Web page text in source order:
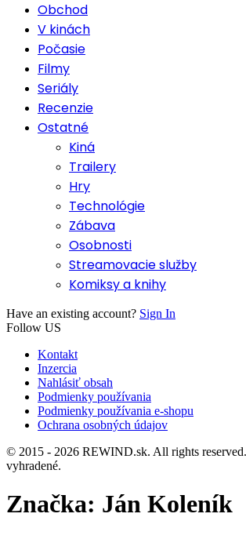
Obchod
V kinách
Počasie
Filmy
Seriály
Recenzie
Ostatné
Kiná
Trailery
Hry
Technológie
Zábava
Osobnosti
Streamovacie služby
Komiksy a knihy
Have an existing account? Sign In
Follow US
Kontakt
Inzercia
Nahlásiť obsah
Podmienky používania
Podmienky používania e-shopu
Ochrana osobných údajov
© 2015 - 2026 REWIND.sk. All rights
vyhradené.
Značka: Ján Koleník